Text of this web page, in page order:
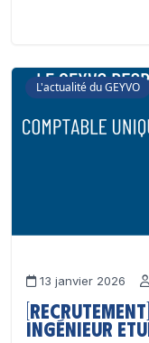
L'actualité du GEYVO
13 janvier 2026
Ingénieur